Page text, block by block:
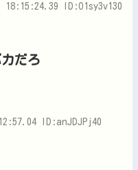
ID:O1sy3v130
だろ
ID:anJDJPj40